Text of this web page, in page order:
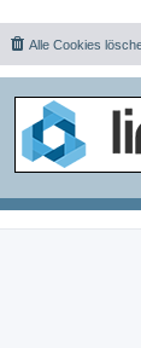
Alle Cookies